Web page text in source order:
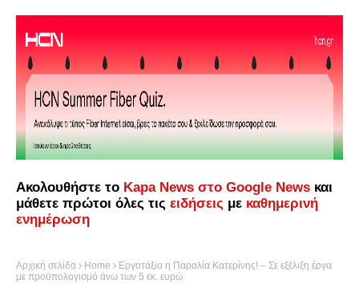
Ακολουθήστε το Kapa News στο Google News και
μάθετε πρώτοι όλες τις ειδήσεις με καθημερινή
ενημέρωση
Αρχική σελίδα Home
Εργοτάξιο η Παραλία Κατερίνης! – Σε εξέλιξη έργα
με προϋπολογισμό άνω των 5 εκ. ευρώ